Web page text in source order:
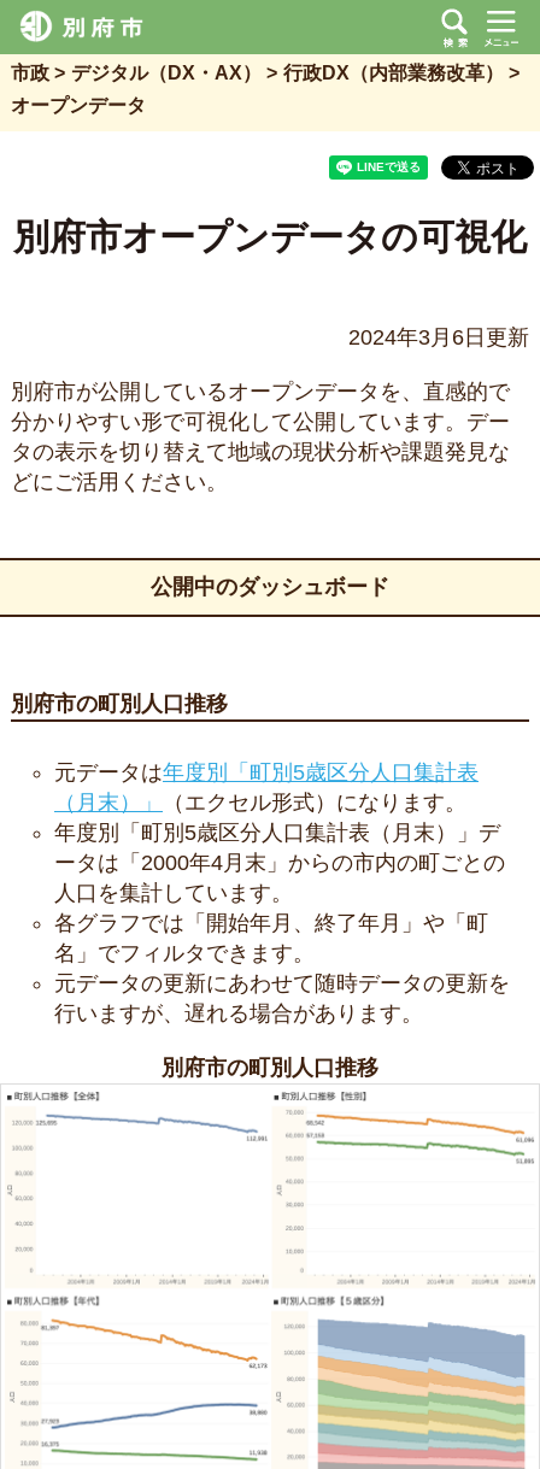
市政 デジタル（DX・AX）
行政DX（内部業務改革）
オープンデータ
別府市オープンデータの可視化
2024年3月6日更新
別府市が公開しているオープンデータを、直感的で
分かりやすい形で可視化して公開しています。デー
タの表示を切り替えて地域の現状分析や課題発見な
どにご活用ください。
公開中のダッシュボード
別府市の町別人口推移
元データは年度別「町別5歳区分人口集計表
（月末）」
（エクセル形式）になります。
年度別「町別5歳区分人口集計表（月末）」デ
ータは「2000年4月末」からの市内の町ごとの
人口を集計しています。
各グラフでは「開始年月、終了年月」や「町
名」でフィルタできます。
元データの更新にあわせて随時データの更新を
行いますが、遅れる場合があります。
別府市の町別人口推移